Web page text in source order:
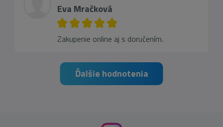
Eva Mračková
Zakupenie online aj s doručením.
Ďalšie hodnotenia